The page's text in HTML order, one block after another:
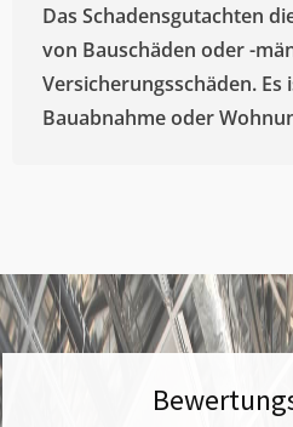
Das Schadensgutachten
von Bauschäden oder -
Versicherungsschäden. Es
Bauabnahme oder